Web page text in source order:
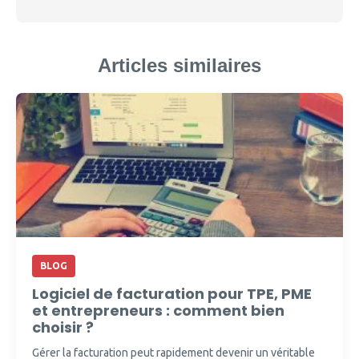
Articles similaires
BLOG
Logiciel de facturation pour TPE, PME
et entrepreneurs : comment bien
choisir ?
Gérer la facturation peut rapidement devenir un véritable